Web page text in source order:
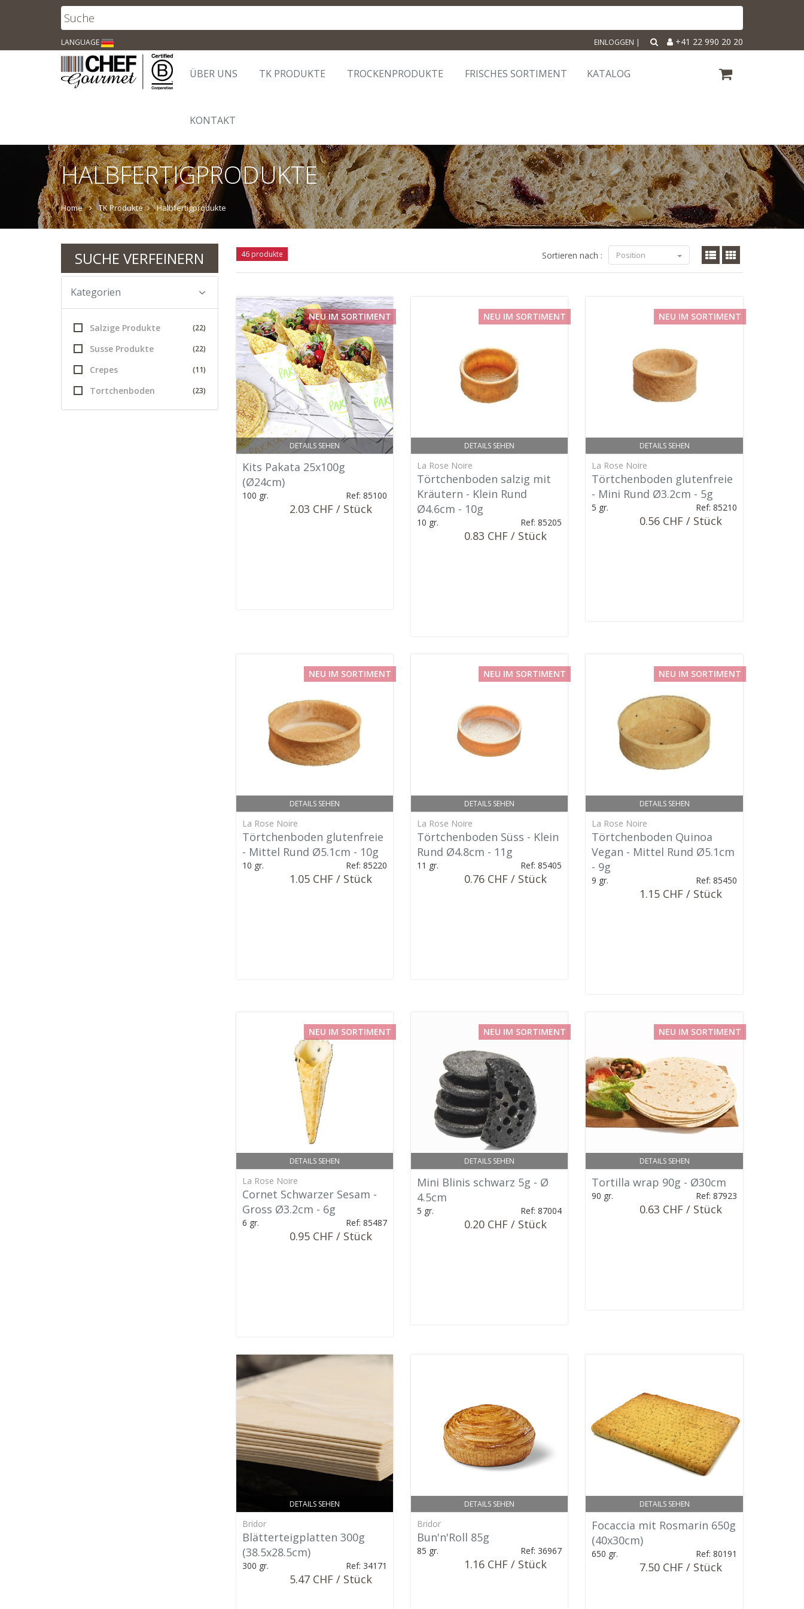
LANGUAGE +41 22 990 20 20
EINLOGGEN |
ÜBER UNS TK PRODUKTE TROCKENPRODUKTE FRISCHES SORTIMENT KATALOG
KONTAKT
HALBFERTIGPRODUKTE
Home TK Produkte Halbfertigprodukte
SUCHE VERFEINERN
Kategorien
Salzige Produkte (22)
Susse Produkte (22)
Crepes (11)
Tortchenboden (23)
46 produkte Sortieren nach : Position
DETAILS SEHEN
NEU IM SORTIMENT
Kits Pakata 25x100g
(Ø24cm)
100 gr. Ref: 85100
2.03 CHF / Stück
DETAILS SEHEN
NEU IM SORTIMENT
La Rose Noire
Törtchenboden salzig mit
Kräutern - Klein Rund
Ø4.6cm - 10g
10 gr. Ref: 85205
0.83 CHF / Stück
DETAILS SEHEN
NEU IM SORTIMENT
La Rose Noire
Törtchenboden glutenfreie
- Mini Rund Ø3.2cm - 5g
5 gr. Ref: 85210
0.56 CHF / Stück
DETAILS SEHEN
NEU IM SORTIMENT
La Rose Noire
Törtchenboden glutenfreie
- Mittel Rund Ø5.1cm - 10g
10 gr. Ref: 85220
1.05 CHF / Stück
DETAILS SEHEN
NEU IM SORTIMENT
La Rose Noire
Törtchenboden Süss - Klein
Rund Ø4.8cm - 11g
11 gr. Ref: 85405
0.76 CHF / Stück
DETAILS SEHEN
NEU IM SORTIMENT
La Rose Noire
Törtchenboden Quinoa
Vegan - Mittel Rund Ø5.1cm
- 9g
9 gr. Ref: 85450
1.15 CHF / Stück
DETAILS SEHEN
NEU IM SORTIMENT
La Rose Noire
Cornet Schwarzer Sesam -
Gross Ø3.2cm - 6g
6 gr. Ref: 85487
0.95 CHF / Stück
DETAILS SEHEN
NEU IM SORTIMENT
Mini Blinis schwarz 5g - Ø
4.5cm
5 gr. Ref: 87004
0.20 CHF / Stück
DETAILS SEHEN
NEU IM SORTIMENT
Tortilla wrap 90g - Ø30cm
90 gr. Ref: 87923
0.63 CHF / Stück
DETAILS SEHEN
Bridor
Blätterteigplatten 300g
(38.5x28.5cm)
300 gr. Ref: 34171
5.47 CHF / Stück
DETAILS SEHEN
Bridor
Bun'n'Roll 85g
85 gr. Ref: 36967
1.16 CHF / Stück
DETAILS SEHEN
Focaccia mit Rosmarin 650g
(40x30cm)
650 gr. Ref: 80191
7.50 CHF / Stück